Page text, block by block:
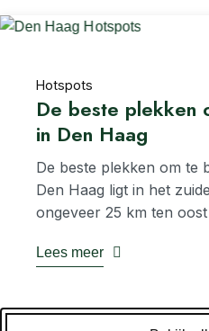
Hotspots
De beste plekken
in Den Haag
De beste plekken om te
Den Haag ligt in het
ongeveer 25 km ten oost
Lees meer